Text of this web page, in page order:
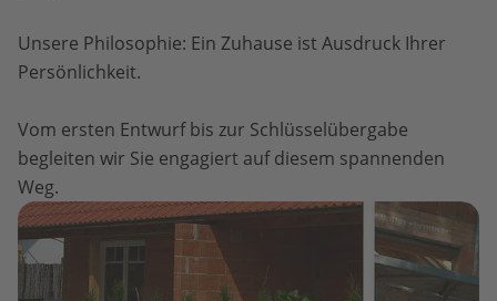
Unsere Philosophie: Ein Zuhause ist Ausdruck Ihrer
Persönlichkeit.
Vom ersten Entwurf bis zur Schlüsselübergabe
begleiten wir Sie engagiert auf diesem spannenden
Weg.